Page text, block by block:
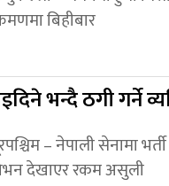
बिहीबार
भन्दै ठगी गर्ने
– नेपाली सेनामा
देखाएर रकम असुली